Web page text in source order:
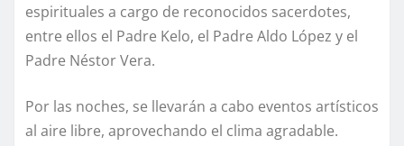
espirituales a cargo de reconocidos sacerdotes,
entre ellos el Padre Kelo, el Padre Aldo López y el
Padre Néstor Vera.
Por las noches, se llevarán a cabo eventos artísticos
al aire libre, aprovechando el clima agradable.